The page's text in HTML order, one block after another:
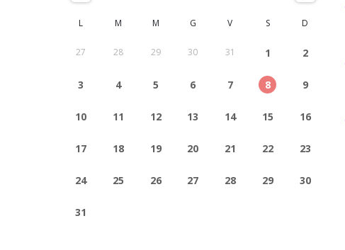
L M M G V S D
27 28 29 30 31 1 2
3 4 5 6 7 8 9
10 11 12 13 14 15 16
17 18 19 20 21 22 23
24 25 26 27 28 29 30
31